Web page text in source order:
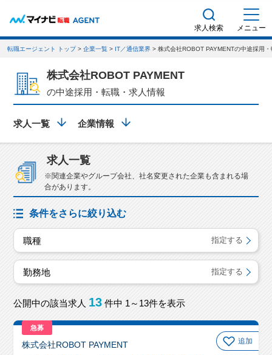
求人検索 メニュー
転職エージェント トップ> 企業一覧 > IT／通信業界 > 株式会社ROBOT PAYMENTの中途採用
株式会社ROBOT PAYMENT
の中途採用・転職・求人情報
求人一覧 企業情報
求人一覧
※関連企業やグループ会社、社名変更された企業も含まれる場
合があります。
条件をさらに絞り込む
職種 指定する
勤務地 指定する
公開中の該当求人 13 件中 1～13件を表示
急募
追加
株式会社ROBOT PAYMENT